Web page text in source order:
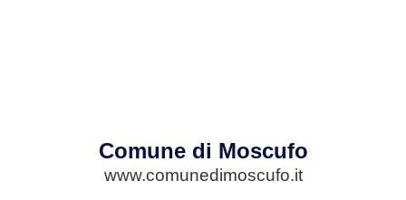
Comune di Moscufo
www.comunedimoscufo.it